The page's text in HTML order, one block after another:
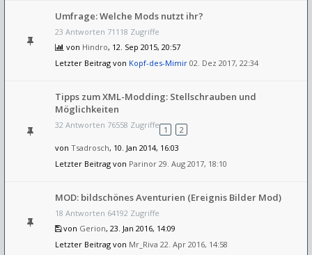
Umfrage: Welche Mods nutzt ihr?
23 Antworten 71118 Zugriffe
von Hindro, 12. Sep 2015, 20:57
Letzter Beitrag von Kopf-des-Mimir 02. Dez 2017, 22:34
Tipps zum XML-Modding: Stellschrauben und
Möglichkeiten
32 Antworten 76558 Zugriffe 1
2
von Tsadrosch, 10. Jan 2014, 16:03
Letzter Beitrag von Parinor 29. Aug 2017, 18:10
MOD: bildschönes Aventurien (Ereignis Bilder Mod)
18 Antworten 64192 Zugriffe
von Gerion, 23. Jan 2016, 14:09
Letzter Beitrag von Mr_Riva 22. Apr 2016, 14:58